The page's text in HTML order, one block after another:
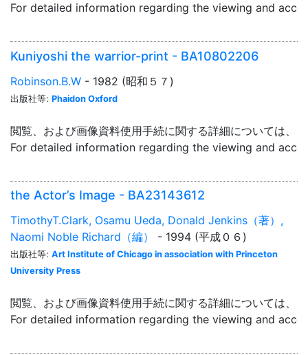
For detailed information regarding the viewing and
Kuniyoshi the warrior-print - BA10802206
Robinson.B.W - 1982 (昭和５７)
出版社等: Phaidon Oxford
閲覧、および画像資料使用手続に関する詳細については、「
For detailed information regarding the viewing and
the Actor’s Image - BA23143612
TimothyT.Clark, Osamu Ueda, Donald Jenkins（著）,
Naomi Noble Richard（編）
- 1994 (平成０６)
出版社等: Art Institute of Chicago in association with Princeton
University Press
閲覧、および画像資料使用手続に関する詳細については、「
For detailed information regarding the viewing and